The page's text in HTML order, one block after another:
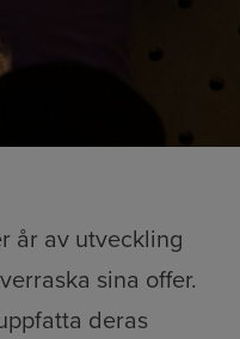
år av utveckling
sina offer.
deras